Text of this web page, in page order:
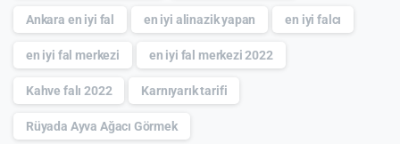
Ankara en iyi fal en iyi alinazik yapan en iyi falcı
en iyi fal merkezi en iyi fal merkezi 2022
Kahve falı 2022 Karnıyarık tarifi
Rüyada Ayva Ağacı Görmek